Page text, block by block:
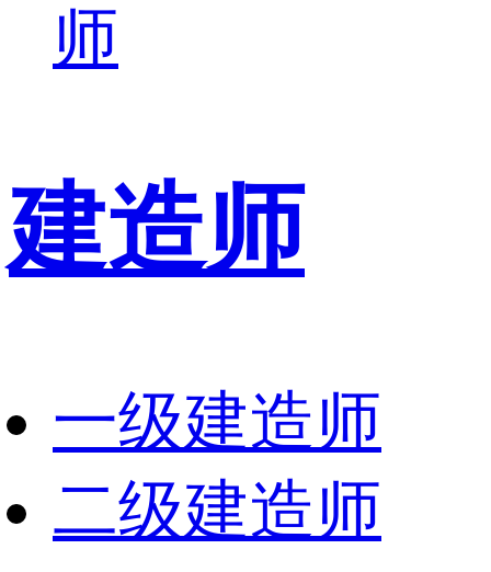
师
建造师
一级建造师
二级建造师